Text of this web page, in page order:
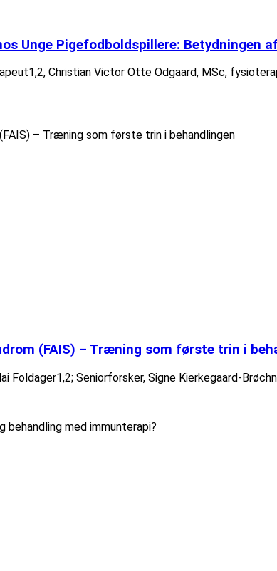
Unge Pigefodboldspillere: Betydningen
Christian Victor Otte Odgaard, MSc,
(FAIS) – Træning som første trin i
Seniorforsker, Signe Kierkegaard-